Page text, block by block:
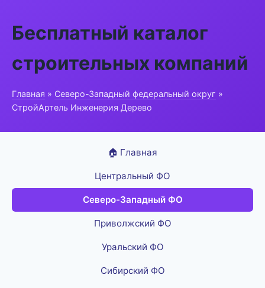
Бесплатный каталог
строительных компаний
Главная » Северо-Западный федеральный округ »
СтройАртель Инженерия Дерево
🏠 Главная
Центральный ФО
Северо-Западный ФО
Приволжский ФО
Уральский ФО
Сибирский ФО